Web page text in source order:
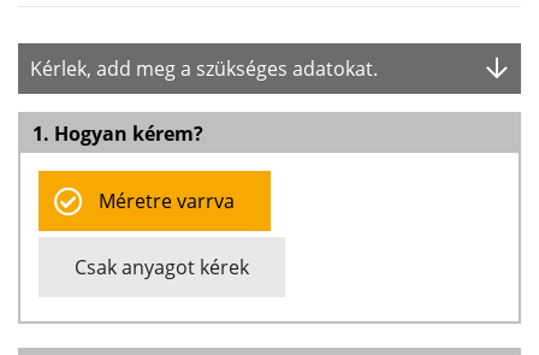
Kérlek, add meg a szükséges adatokat.
1. Hogyan kérem?
Méretre varrva
Csak anyagot kérek